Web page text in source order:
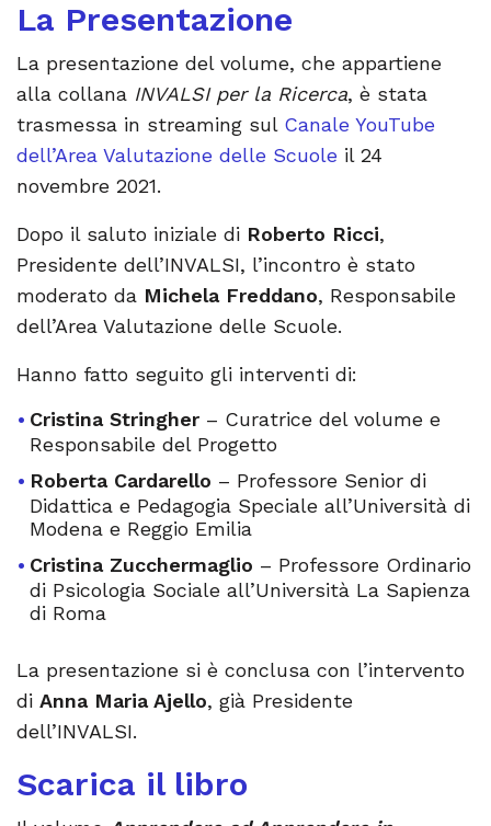
La Presentazione
La presentazione del volume, che appartiene
alla collana INVALSI per la Ricerca, è stata
trasmessa in streaming sul Canale YouTube
dell’Area Valutazione delle Scuole il 24
novembre 2021.
Dopo il saluto iniziale di Roberto Ricci,
Presidente dell’INVALSI, l’incontro è stato
moderato da Michela Freddano, Responsabile
dell’Area Valutazione delle Scuole.
Hanno fatto seguito gli interventi di:
Cristina Stringher – Curatrice del volume e
Responsabile del Progetto
Roberta Cardarello – Professore Senior di
Didattica e Pedagogia Speciale all’Università di
Modena e Reggio Emilia
Cristina Zucchermaglio – Professore Ordinario
di Psicologia Sociale all’Università La Sapienza
di Roma
La presentazione si è conclusa con l’intervento
di Anna Maria Ajello, già Presidente
dell’INVALSI.
Scarica il libro